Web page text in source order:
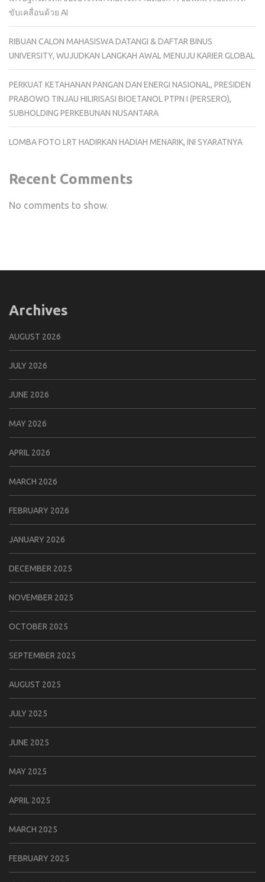
ขับเคลื่อนด้วย AI
RIBUAN CALON MAHASISWA DATANGI & DAFTAR BINUS
UNIVERSITY, WUJUDKAN LANGKAH AWAL MENUJU KARIER GLOBAL
PERKUAT KETAHANAN PANGAN DAN ENERGI NASIONAL, PRESIDEN
PRABOWO TINJAU HILIRISASI BIOETANOL PTPN I (PERSERO),
SUBHOLDING PERKEBUNAN NUSANTARA
LOMBA FOTO LRT HADIRKAN HADIAH MENARIK, INI SYARATNYA
Recent Comments
No comments to show.
Archives
AUGUST 2026
JULY 2026
JUNE 2026
MAY 2026
APRIL 2026
MARCH 2026
FEBRUARY 2026
JANUARY 2026
DECEMBER 2025
NOVEMBER 2025
OCTOBER 2025
SEPTEMBER 2025
AUGUST 2025
JULY 2025
JUNE 2025
MAY 2025
APRIL 2025
MARCH 2025
FEBRUARY 2025